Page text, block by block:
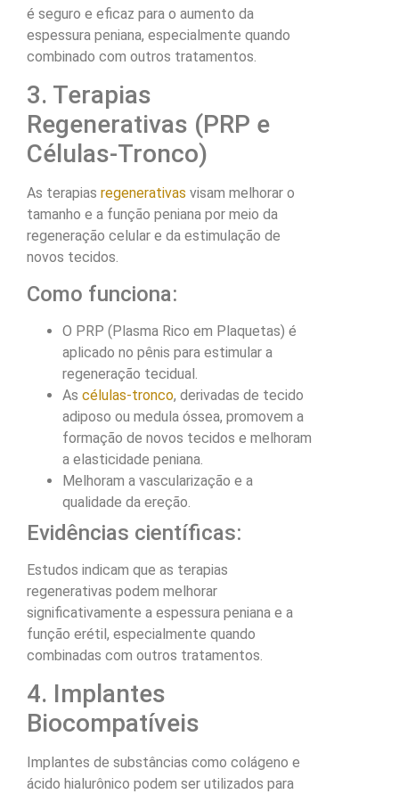
é seguro e eficaz para o aumento da
espessura peniana, especialmente quando
combinado com outros tratamentos.
3. Terapias
Regenerativas (PRP e
Células-Tronco)
As terapias regenerativas visam melhorar o
tamanho e a função peniana por meio da
regeneração celular e da estimulação de
novos tecidos.
Como funciona:
O PRP (Plasma Rico em Plaquetas) é
aplicado no pênis para estimular a
regeneração tecidual.
As células-tronco, derivadas de tecido
adiposo ou medula óssea, promovem a
formação de novos tecidos e melhoram
a elasticidade peniana.
Melhoram a vascularização e a
qualidade da ereção.
Evidências científicas:
Estudos indicam que as terapias
regenerativas podem melhorar
significativamente a espessura peniana e a
função erétil, especialmente quando
combinadas com outros tratamentos.
4. Implantes
Biocompatíveis
Implantes de substâncias como colágeno e
ácido hialurônico podem ser utilizados para